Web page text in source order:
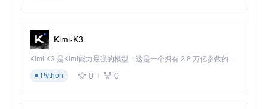
切换到"Read/Extract"选项卡
选择要提取的ZIP文件
设置提取目录
选择要提取的文件
点击"Extract"按钮开始提取
Kimi-K3
Kimi K3 是Kimi能力最强的模型：这是一个拥有 2.8 万亿参数的混合专家（MoE）模型，具备原生视觉理解能力，并支持 100 万 token 的上下文窗口。
Python
0 0